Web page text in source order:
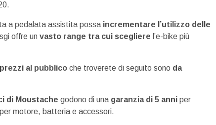
a pedalata assistita possa incrementare l’utilizzo delle
offre un vasto range tra cui scegliere l’e-bike più
prezzi al pubblico che troverete di seguito sono da
di Moustache godono di una garanzia di 5 anni per
motore, batteria e accessori.